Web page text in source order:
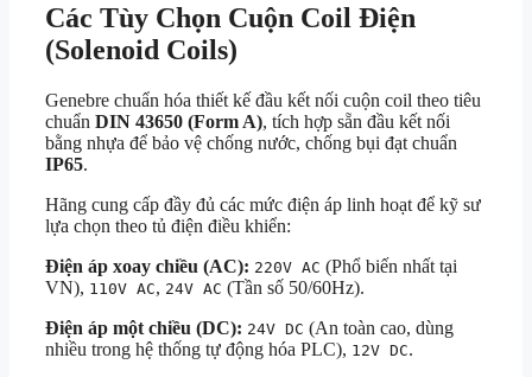
Các Tùy Chọn Cuộn Coil Điện
(Solenoid Coils)
Genebre chuẩn hóa thiết kế đầu kết nối cuộn coil theo tiêu
chuẩn DIN 43650 (Form A), tích hợp sẵn đầu kết nối
bằng nhựa để bảo vệ chống nước, chống bụi đạt chuẩn
IP65.
Hãng cung cấp đầy đủ các mức điện áp linh hoạt để kỹ sư
lựa chọn theo tủ điện điều khiển:
Điện áp xoay chiều (AC): 220V AC (Phổ biến nhất tại
VN), 110V AC, 24V AC (Tần số 50/60Hz).
Điện áp một chiều (DC): 24V DC (An toàn cao, dùng
nhiều trong hệ thống tự động hóa PLC), 12V DC.